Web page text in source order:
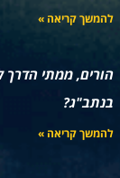
להמשך קריאה »
הורים, ממתי
בנתב"ג?
להמשך קריאה »